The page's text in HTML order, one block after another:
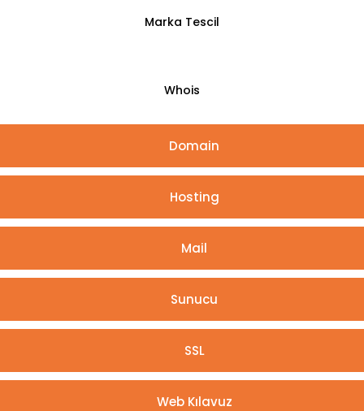
Marka Tescil
Whois
Domain
Hosting
Mail
Sunucu
SSL
Web Kılavuz